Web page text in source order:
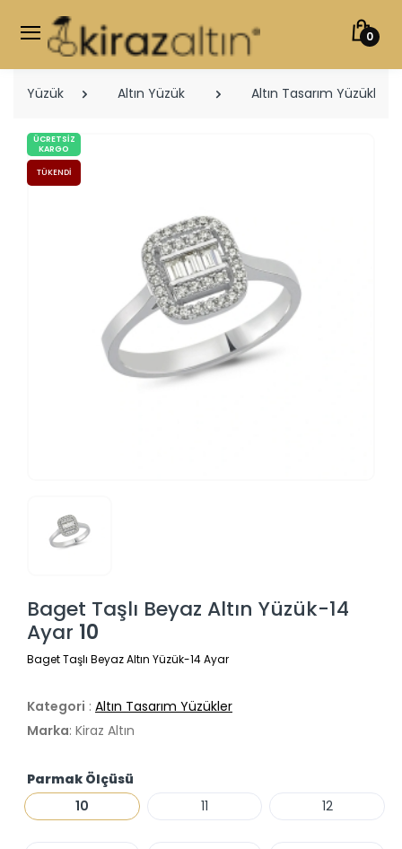
0
Yüzük Altın Yüzük Altın Tasarım Yüzükler
ÜCRETSIZ
KARGO
TÜKENDI
Baget Taşlı Beyaz Altın Yüzük-14
Ayar 10
Baget Taşlı Beyaz Altın Yüzük-14 Ayar
Kategori : Altın Tasarım Yüzükler
Marka: Kiraz Altın
Parmak Ölçüsü
10
11 12